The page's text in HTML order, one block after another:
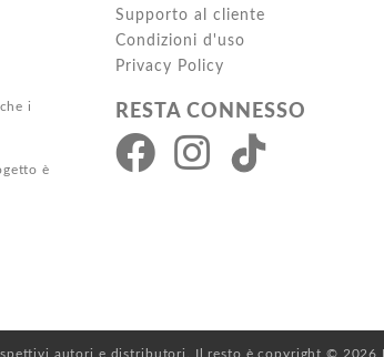
i
è
Supporto al cliente
Condizioni d'uso
Privacy Policy
RESTA CONNESSO
autori e distributori. Il resto è copyright © 2026